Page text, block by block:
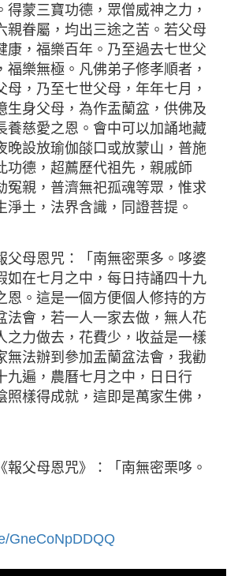
得蒙三寶功德，眾僧威神之力，
親眷屬，均出三途之苦。若父母
康，福樂百年。乃至過去七世父
福樂無極。凡佛弟子修孝順者，
母，乃至七世父母，年年七月，
生身父母，為作盂蘭盆，供佛及
養慈愛之恩。會中可以加誦地藏
晚設放瑜伽燄口或放蒙山，普施
功德，超薦歷代祖先，親戚師
冤親，普濟無祀孤魂等眾，惟求
淨土，法界含識，同證菩提。
父母恩咒：「南無密栗多。哆婆
如在七月之中，每日持誦四十九
恩。這是一個方便個人修持的方
法會，若一人一家去做，無人花
之力做去，花費少，收益是一樣
無法辦到參加盂蘭盆法會，我勸
九遍，農曆七月之中，日日行
照樣得成就，這即是萬家生佛，
報父母恩咒》：「南無密栗哆。
GneCoNpDDQQ